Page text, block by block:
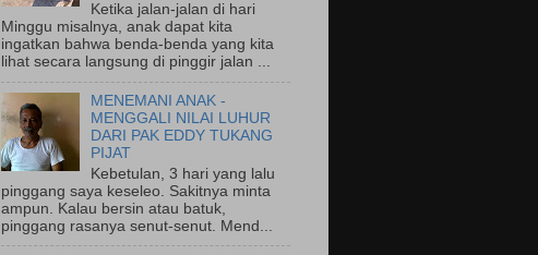
Ketika jalan-jalan di hari
Minggu misalnya, anak dapat kita
ingatkan bahwa benda-benda yang kita
lihat secara langsung di pinggir jalan ...
MENEMANI ANAK -
MENGGALI NILAI LUHUR
DARI PAK EDDY TUKANG
PIJAT
Kebetulan, 3 hari yang lalu
pinggang saya keseleo. Sakitnya minta
ampun. Kalau bersin atau batuk,
pinggang rasanya senut-senut. Mend...